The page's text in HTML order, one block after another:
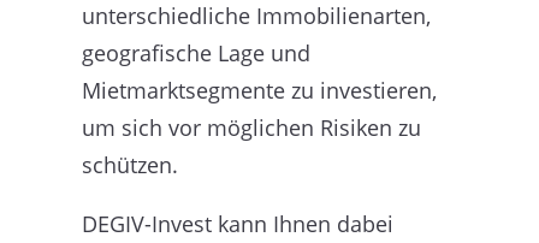
unterschiedliche Immobilienarten,
geografische Lage und
Mietmarktsegmente zu investieren,
um sich vor möglichen Risiken zu
schützen.
DEGIV-Invest kann Ihnen dabei